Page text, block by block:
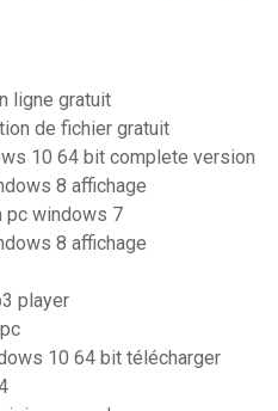
ligne gratuit
de fichier gratuit
10 64 bit complete version
8 affichage
pc windows 7
8 affichage
player
10 64 bit télécharger